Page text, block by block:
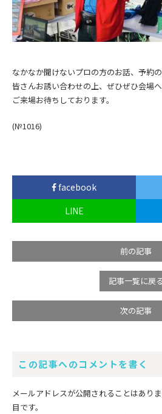
なかなか聞けないプロの方のお話、予約
皆さんお誘い合わせの上、ぜひぜひ会場へ
ご来場お待ちしております。
(№1016)
facebook
LINE
前の記事
記事一覧に戻る
次の記事
この記事へのコメントを書く
メールアドレスが公開されることはありま
目です。